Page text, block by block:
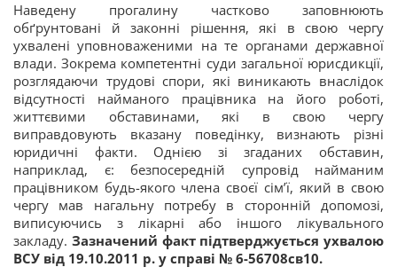
Наведену прогалину частково заповнюють
обґрунтовані й законні рішення, які в свою чергу
ухвалені уповноваженими на те органами державної
влади. Зокрема компетентні суди загальної юрисдикції,
розглядаючи трудові спори, які виникають внаслідок
відсутності найманого працівника на його роботі,
життєвими обставинами, які в свою чергу
виправдовують вказану поведінку, визнають різні
юридичні факти. Однією зі згаданих обставин,
наприклад, є: безпосередній супровід найманим
працівником будь-якого члена своєї сім’ї, який в свою
чергу мав нагальну потребу в сторонній допомозі,
виписуючись з лікарні або іншого лікувального
закладу. Зазначений факт підтверджується ухвалою
ВСУ від 19.10.2011 р. у справі № 6-56708св10.